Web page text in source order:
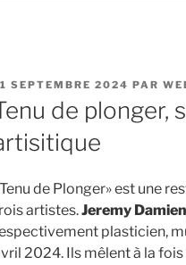
SEPTEMBRE 2024 PAR
de plonger,
de Plonger» est une
artistes.Jeremy Damien
plasticien,
2024. Ils mêlent à la